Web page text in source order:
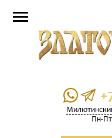
Пн-